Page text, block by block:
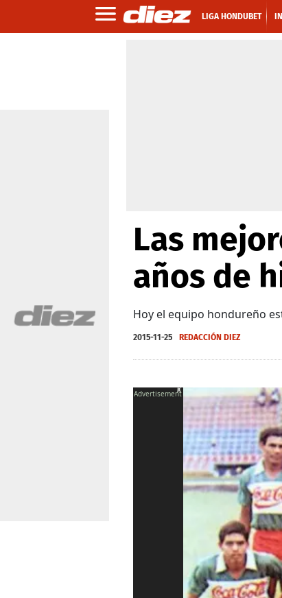
LIGA HONDUBET
Las
años de
Hoy el equipo hondureño
2015-11-25 REDACCIÓN DIEZ
X